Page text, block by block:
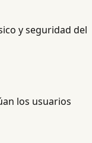
y seguridad del
los usuarios